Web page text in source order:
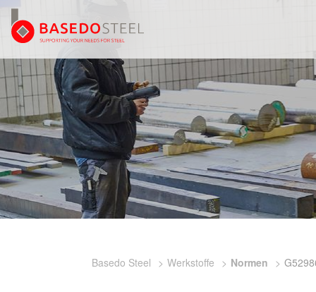
Basedo Steel Werkstoffe Normen